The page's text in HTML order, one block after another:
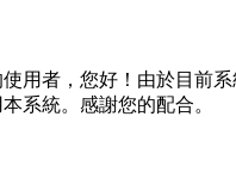
使用者，您好！由於目前
系統。感謝您的配合。